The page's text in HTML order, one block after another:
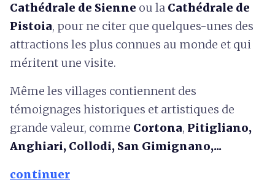
Cathédrale de Sienne ou la Cathédrale de
Pistoia, pour ne citer que quelques-unes des
attractions les plus connues au monde et qui
méritent une visite.
Même les villages contiennent des
témoignages historiques et artistiques de
grande valeur, comme Cortona, Pitigliano,
Anghiari, Collodi, San Gimignano,...
continuer